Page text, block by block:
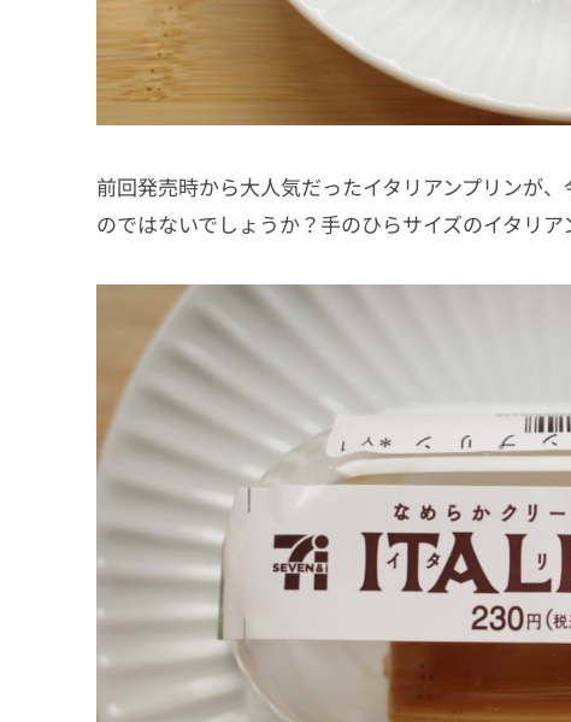
前回発売時から大人気だったイタリアンプリンが
のではないでしょうか？手のひらサイズのイタリア